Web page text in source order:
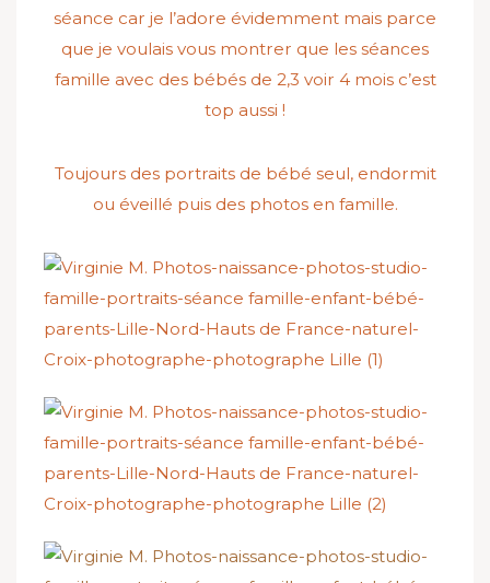
séance car je l’adore évidemment mais parce
que je voulais vous montrer que les séances
famille avec des bébés de 2,3 voir 4 mois c’est
top aussi !
Toujours des portraits de bébé seul, endormit
ou éveillé puis des photos en famille.